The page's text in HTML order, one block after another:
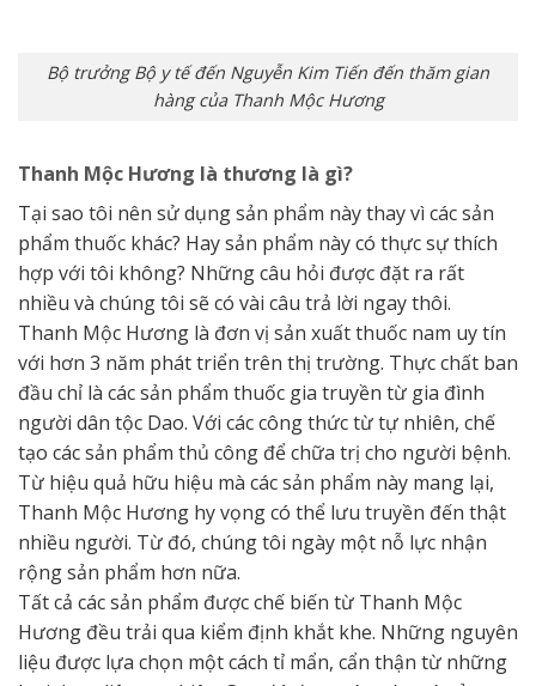
Bộ trưởng Bộ y tế đến Nguyễn Kim Tiến đến thăm gian
hàng của Thanh Mộc Hương
Thanh Mộc Hương là thương là gì?
Tại sao tôi nên sử dụng sản phẩm này thay vì các sản
phẩm thuốc khác? Hay sản phẩm này có thực sự thích
hợp với tôi không? Những câu hỏi được đặt ra rất
nhiều và chúng tôi sẽ có vài câu trả lời ngay thôi.
Thanh Mộc Hương là đơn vị sản xuất thuốc nam uy tín
với hơn 3 năm phát triển trên thị trường. Thực chất ban
đầu chỉ là các sản phẩm thuốc gia truyền từ gia đình
người dân tộc Dao. Với các công thức từ tự nhiên, chế
tạo các sản phẩm thủ công để chữa trị cho người bệnh.
Từ hiệu quả hữu hiệu mà các sản phẩm này mang lại,
Thanh Mộc Hương hy vọng có thể lưu truyền đến thật
nhiều người. Từ đó, chúng tôi ngày một nỗ lực nhận
rộng sản phẩm hơn nữa.
Tất cả các sản phẩm được chế biến từ Thanh Mộc
Hương đều trải qua kiểm định khắt khe. Những nguyên
liệu được lựa chọn một cách tỉ mẩn, cẩn thận từ những